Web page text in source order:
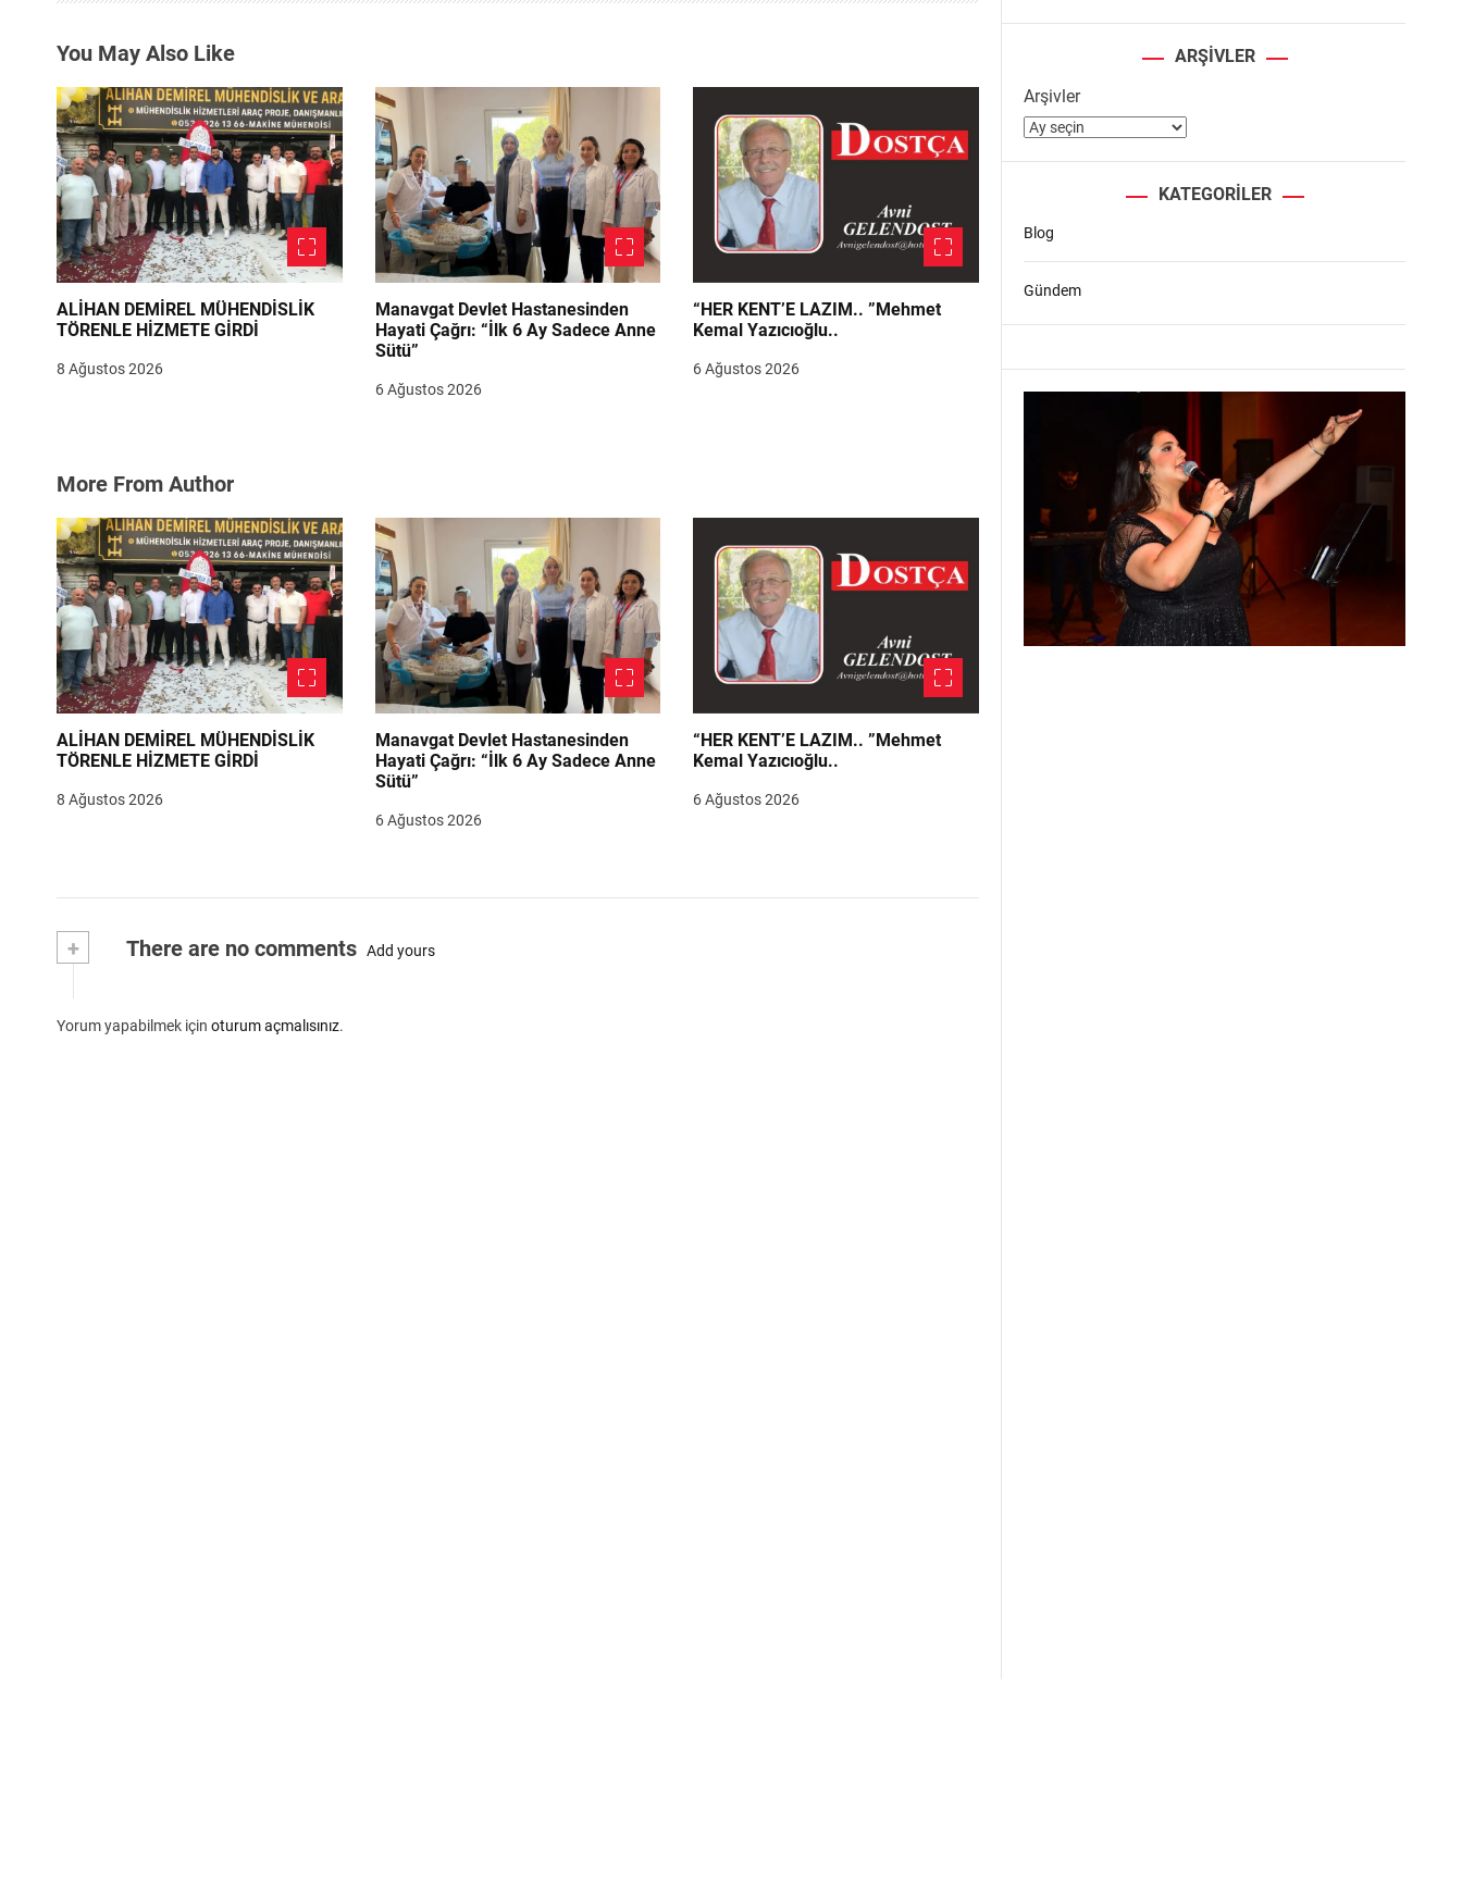
m
e
s
i
You May Also Like
ALİHAN DEMİREL MÜHENDİSLİK
TÖRENLE HİZMETE GİRDİ
8 Ağustos 2026
Manavgat Devlet Hastanesinden
Hayati Çağrı: “İlk 6 Ay Sadece Anne
Sütü”
6 Ağustos 2026
“HER KENT’E LAZIM.. ”Mehmet
Kemal Yazıcıoğlu..
6 Ağustos 2026
More From Author
ALİHAN DEMİREL MÜHENDİSLİK
TÖRENLE HİZMETE GİRDİ
8 Ağustos 2026
Manavgat Devlet Hastanesinden
Hayati Çağrı: “İlk 6 Ay Sadece Anne
Sütü”
6 Ağustos 2026
“HER KENT’E LAZIM.. ”Mehmet
Kemal Yazıcıoğlu..
6 Ağustos 2026
+ There are no comments Add yours
Yorum yapabilmek için oturum açmalısınız.
ARŞIVLER
Arşivler
KATEGORILER
Blog
Gündem